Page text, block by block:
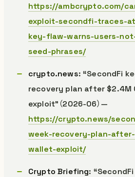
https://ambcrypto.com/
exploit-secondfi-traces-
key-flaw-warns-users-
seed-phrases/
crypto.news: “SecondFi
recovery plan after $2.4M
exploit”（2026-06）—
https://crypto.news/
week-recovery-plan-
wallet-exploit/
Crypto Briefing: